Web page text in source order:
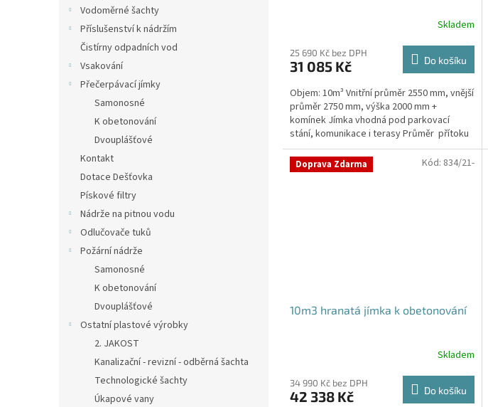
Vodoměrné šachty
Příslušenství k nádržím
Čistírny odpadních vod
Vsakování
Přečerpávací jímky
Samonosné
K obetonování
Dvouplášťové
Kontakt
Dotace Dešťovka
Pískové filtry
Nádrže na pitnou vodu
Odlučovače tuků
Požární nádrže
Samonosné
K obetonování
Dvouplášťové
Ostatní plastové výrobky
2. JAKOST
Kanalizační - revizní - odběrná šachta
Technologické šachty
Úkapové vany
Skladem
25 690 Kč bez DPH
31 085 Kč Do košíku
Objem: 10m³ Vnitřní průměr 2550 mm, vnější
průměr 2750 mm, výška 2000 mm +
komínek Jímka vhodná pod parkovací
stání, komunikace i terasy Průměr přítoku
specifikujte v...
Doprava Zdarma
10m3 hranatá jímka k obetonování
Skladem
34 990 Kč bez DPH
42 338 Kč Do košíku
Kód: 834/21-